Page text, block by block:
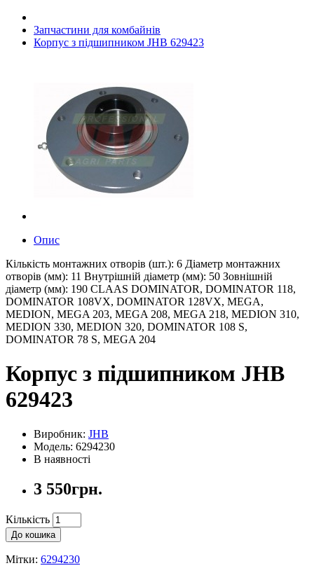
Запчастини для комбайнів
Корпус з підшипником JHB 629423
Опис
Кількість монтажних отворів (шт.): 6 Діаметр монтажних
отворів (мм): 11 Внутрішній діаметр (мм): 50 Зовнішній
діаметр (мм): 190 CLAAS DOMINATOR, DOMINATOR 118,
DOMINATOR 108VX, DOMINATOR 128VX, MEGA,
MEDION, MEGA 203, MEGA 208, MEGA 218, MEDION 310,
MEDION 330, MEDION 320, DOMINATOR 108 S,
DOMINATOR 78 S, MEGA 204
Корпус з підшипником JHB
629423
Виробник: JHB
Модель: 6294230
В наявності
3 550грн.
Кількість
До кошика
Мітки: 6294230